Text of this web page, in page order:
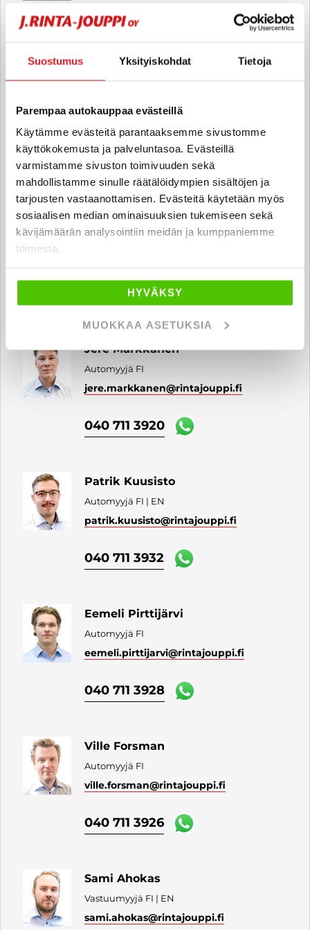
Suostumus Yksityiskohdat Tietoja
Parempaa autokauppaa evästeillä
Käytämme evästeitä parantaaksemme sivustomme
käyttökokemusta ja palveluntasoa. Evästeillä
varmistamme sivuston toimivuuden sekä
mahdollistamme sinulle räätälöidympien sisältöjen ja
tarjousten vastaanottamisen. Evästeitä käytetään myös
sosiaalisen median ominaisuuksien tukemiseen sekä
kävijämäärän analysointiin meidän ja kumppaniemme
toimesta.
HYVÄKSY
MUOKKAA ASETUKSIA
040 711 4020
Pauliina Erkintalo
040 711 3922
Juha Kahari
Automyyjä FI
040 711 3925
Jere Markkanen
Automyyjä FI
jere.markkanen@rintajouppi.fi
040 711 3920
Patrik Kuusisto
Automyyjä FI | EN
patrik.kuusisto@rintajouppi.fi
040 711 3932
Eemeli Pirttijärvi
Automyyjä FI
eemeli.pirttijarvi@rintajouppi.fi
040 711 3928
Ville Forsman
Automyyjä FI
ville.forsman@rintajouppi.fi
040 711 3926
Sami Ahokas
Vastuumyyjä FI | EN
sami.ahokas@rintajouppi.fi